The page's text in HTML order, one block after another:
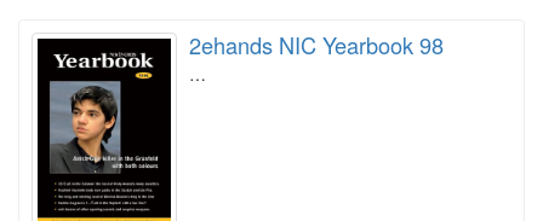
2ehands NIC Yearbook 98
…